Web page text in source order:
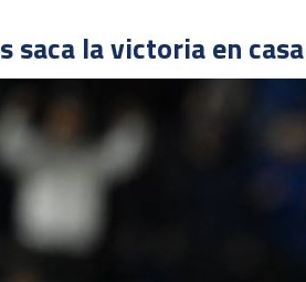
saca la victoria en